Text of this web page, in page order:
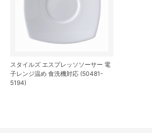
スタイルズ エスプレッソソーサー 電
子レンジ温め 食洗機対応 (50481-
5194)